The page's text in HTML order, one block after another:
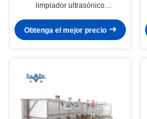
limpiador ultrasónico
de precisión de partes de
semiconductores
Obtenga el mejor precio